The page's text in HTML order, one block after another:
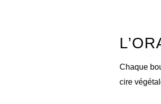
Chaque
cire